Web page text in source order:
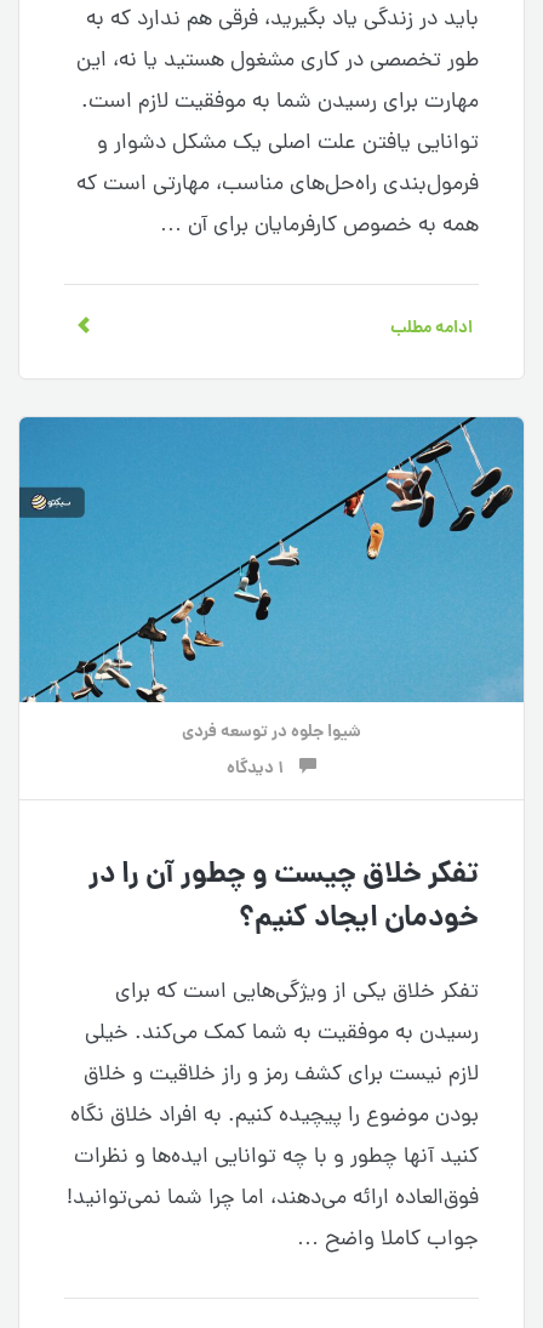
باید در زندگی یاد بگیرید، فرقی هم ندارد که به
طور تخصصی در کاری مشغول هستید یا نه، این
مهارت برای رسیدن شما به موفقیت لازم است.
توانایی یافتن علت اصلی یک مشکل دشوار و
فرمول‌بندی راه‌حل‌های مناسب، مهارتی است که
همه به خصوص کارفرمایان برای آن …
ادامه مطلب
شیوا جلوهدرتوسعه فردی
تفکر خلاق چیست و چطور آن را در
خودمان ایجاد کنیم؟
تفکر خلاق یکی از ویژگی‌هایی است که برای
رسیدن به موفقیت به شما کمک می‌کند. خیلی
لازم نیست برای کشف رمز و راز خلاقیت و خلاق
بودن موضوع را پیچیده کنیم. به افراد خلاق نگاه
کنید آنها چطور و با چه توانایی ایده‌ها و نظرات
فوق‌العاده ارائه می‌دهند، اما چرا شما نمی‌توانید!
جواب کاملا واضح …